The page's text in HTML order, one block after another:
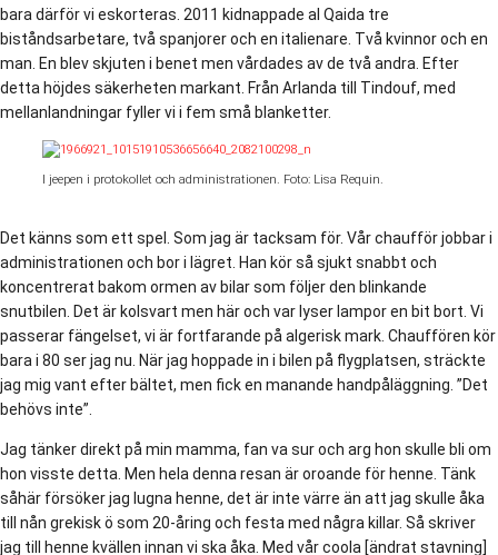
bara därför vi eskorteras. 2011 kidnappade al Qaida tre
biståndsarbetare, två spanjorer och en italienare. Två kvinnor och en
man. En blev skjuten i benet men vårdades av de två andra. Efter
detta höjdes säkerheten markant. Från Arlanda till Tindouf, med
mellanlandningar fyller vi i fem små blanketter.
I jeepen i protokollet och administrationen. Foto: Lisa Requin.
Det känns som ett spel. Som jag är tacksam för. Vår chaufför jobbar i
administrationen och bor i lägret. Han kör så sjukt snabbt och
koncentrerat bakom ormen av bilar som följer den blinkande
snutbilen. Det är kolsvart men här och var lyser lampor en bit bort. Vi
passerar fängelset, vi är fortfarande på algerisk mark. Chauffören kör
bara i 80 ser jag nu. När jag hoppade in i bilen på flygplatsen, sträckte
jag mig vant efter bältet, men fick en manande handpåläggning. ”Det
behövs inte”.
Jag tänker direkt på min mamma, fan va sur och arg hon skulle bli om
hon visste detta. Men hela denna resan är oroande för henne. Tänk
såhär försöker jag lugna henne, det är inte värre än att jag skulle åka
till nån grekisk ö som 20-åring och festa med några killar. Så skriver
jag till henne kvällen innan vi ska åka. Med vår coola [ändrat stavning]